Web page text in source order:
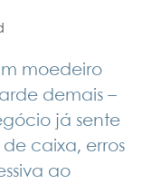
moedeiro
demais –
já sente
caixa, erros
ao